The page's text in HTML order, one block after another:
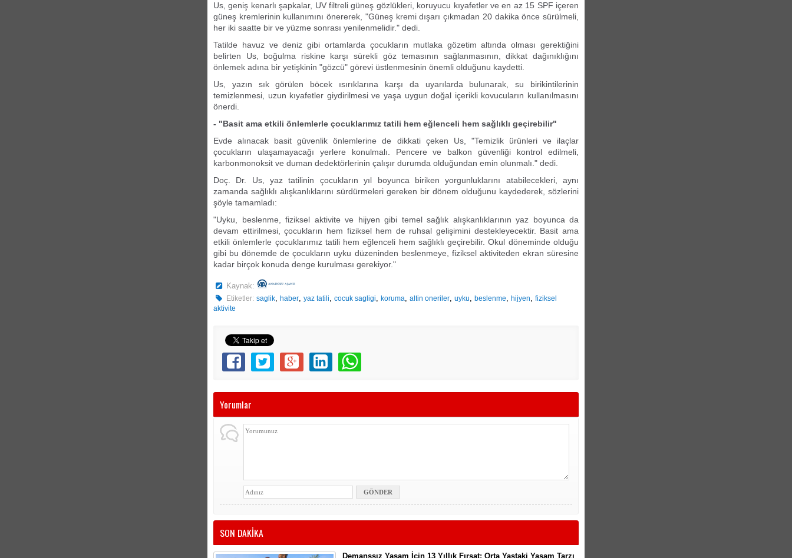
Us, geniş kenarlı şapkalar, UV filtreli güneş gözlükleri, koruyucu kıyafetler ve en az 15 SPF içeren
güneş kremlerinin kullanımını önererek, "Güneş kremi dışarı çıkmadan 20 dakika önce sürülmeli,
her iki saatte bir ve yüzme sonrası yenilenmelidir." dedi.
Tatilde havuz ve deniz gibi ortamlarda çocukların mutlaka gözetim altında olması gerektiğini
belirten Us, boğulma riskine karşı sürekli göz temasının sağlanmasının, dikkat dağınıklığını
önlemek adına bir yetişkinin "gözcü" görevi üstlenmesinin önemli olduğunu kaydetti.
Us, yazın sık görülen böcek ısırıklarına karşı da uyarılarda bulunarak, su birikintilerinin
temizlenmesi, uzun kıyafetler giydirilmesi ve yaşa uygun doğal içerikli kovucuların kullanılmasını
önerdi.
- "Basit ama etkili önlemlerle çocuklarımız tatili hem eğlenceli hem sağlıklı geçirebilir"
Evde alınacak basit güvenlik önlemlerine de dikkati çeken Us, "Temizlik ürünleri ve ilaçlar
çocukların ulaşamayacağı yerlere konulmalı. Pencere ve balkon güvenliği kontrol edilmeli,
karbonmonoksit ve duman dedektörlerinin çalışır durumda olduğundan emin olunmalı." dedi.
Doç. Dr. Us, yaz tatilinin çocukların yıl boyunca biriken yorgunluklarını atabilecekleri, aynı
zamanda sağlıklı alışkanlıklarını sürdürmeleri gereken bir dönem olduğunu kaydederek, sözlerini
şöyle tamamladı:
"Uyku, beslenme, fiziksel aktivite ve hijyen gibi temel sağlık alışkanlıklarının yaz boyunca da
devam ettirilmesi, çocukların hem fiziksel hem de ruhsal gelişimini destekleyecektir. Basit ama
etkili önlemlerle çocuklarımız tatili hem eğlenceli hem sağlıklı geçirebilir. Okul döneminde olduğu
gibi bu dönemde de çocukların uyku düzeninden beslenmeye, fiziksel aktiviteden ekran süresine
kadar birçok konuda denge kurulması gerekiyor."
Kaynak:
Etiketler: saglik,haber,yaz tatili,cocuk sagligi,koruma,altin oneriler,uyku,beslenme,hijyen,fiziksel
aktivite
Yorumlar
SON DAKİKA
Demanssız Yaşam İçin 13 Yıllık Fırsat: Orta Yaştaki Yaşam Tarzı